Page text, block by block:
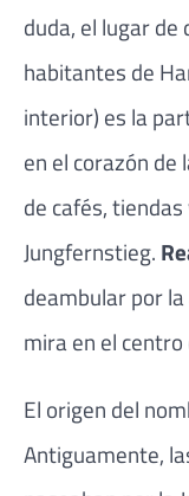
duda, el lugar
habitantes de
interior) es la
en el corazón de
de cafés,
Jungfernstieg.
deambular por
mira en el
El origen del
Antiguamente,